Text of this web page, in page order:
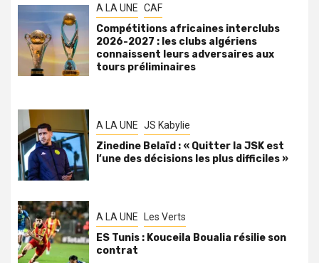
A LA UNE CAF
Compétitions africaines interclubs
2026-2027 : les clubs algériens
connaissent leurs adversaires aux
tours préliminaires
A LA UNE JS Kabylie
Zinedine Belaïd : « Quitter la JSK est
l’une des décisions les plus difficiles »
A LA UNE Les Verts
ES Tunis : Kouceila Boualia résilie son
contrat